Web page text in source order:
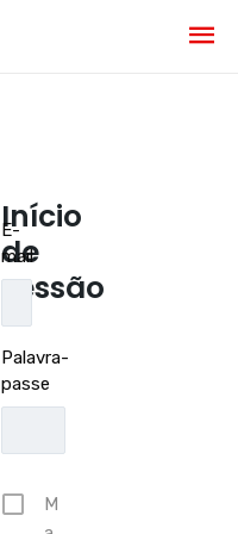
Início
de
sessão
E-
mail
Palavra-
passe
M